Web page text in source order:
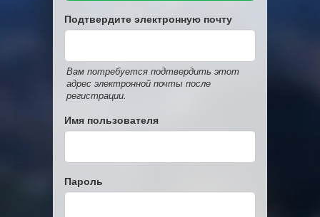
Подтвердите электронную почту
Вам потребуется подтвердить этот
адрес электронной почты после
регистрации.
Имя пользователя
Пароль